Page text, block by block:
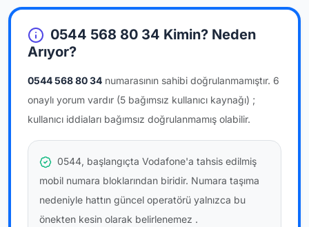
0544 568 80 34 Kimin? Neden
Arıyor?
0544 568 80 34 numarasının sahibi doğrulanmamıştır. 6
onaylı yorum vardır (5 bağımsız kullanıcı kaynağı) ;
kullanıcı iddiaları bağımsız doğrulanmamış olabilir.
0544, başlangıçta Vodafone'a tahsis edilmiş
mobil numara bloklarından biridir. Numara taşıma
nedeniyle hattın güncel operatörü yalnızca bu
önekten kesin olarak belirlenemez .